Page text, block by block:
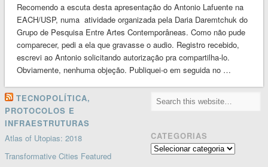
Recomendo a escuta desta apresentação do Antonio Lafuente na
EACH/USP, numa atividade organizada pela Daria Daremtchuk do
Grupo de Pesquisa Entre Artes Contemporâneas. Como não pude
comparecer, pedi a ela que gravasse o audio. Registro recebido,
escrevi ao Antonio solicitando autorização pra compartilha-lo.
Obviamente, nenhuma objeção. Publiquei-o em seguida no …
TECNOPOLÍTICA,
PROTOCOLOS E
INFRAESTRUTURAS
Atlas of Utopias: 2018
Transformative Cities Featured
CATEGORIAS
Categorias